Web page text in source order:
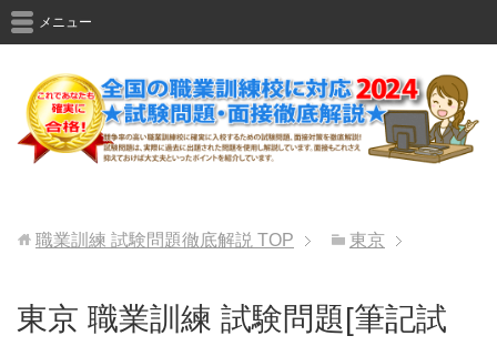
メニュー
職業訓練 試験問題徹底解説 TOP 東京
東京 職業訓練 試験問題[筆記試